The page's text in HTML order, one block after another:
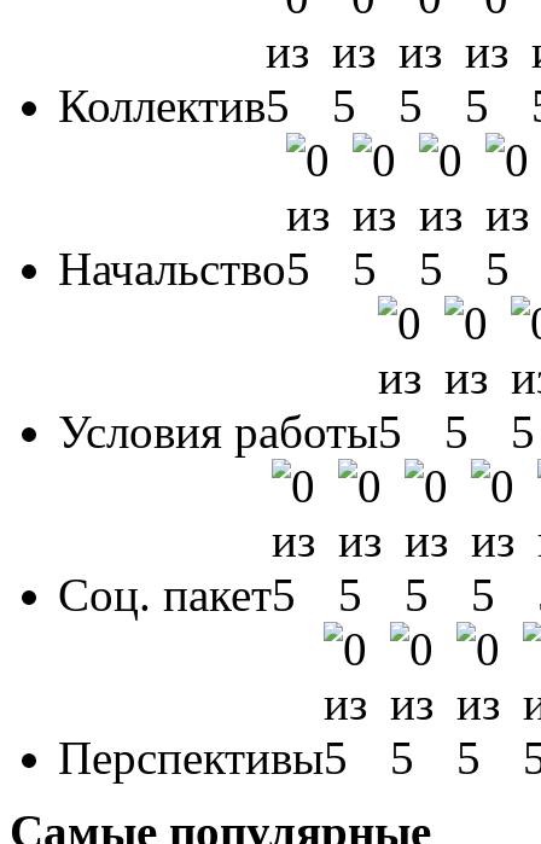
Коллектив
Начальство
Условия работы
Соц. пакет
Перспективы
Самые популярные